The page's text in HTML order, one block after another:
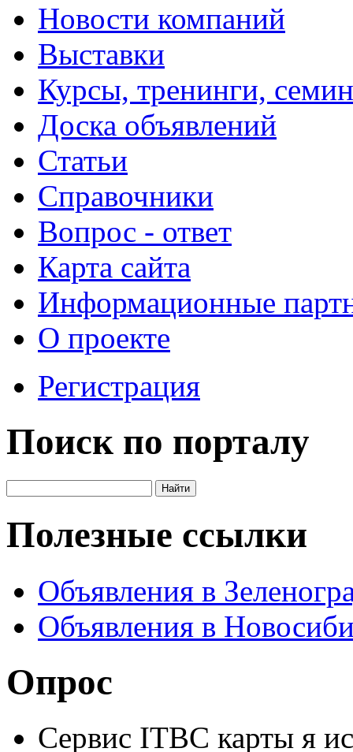
Новости компаний
Выставки
Курсы, тренинги,
Доска объявлений
Статьи
Справочники
Вопрос - ответ
Карта сайта
Информационные
О проекте
Регистрация
Поиск по порталу
Полезные ссылки
Объявления в
Объявления в
Опрос
Сервис ITBC карты я